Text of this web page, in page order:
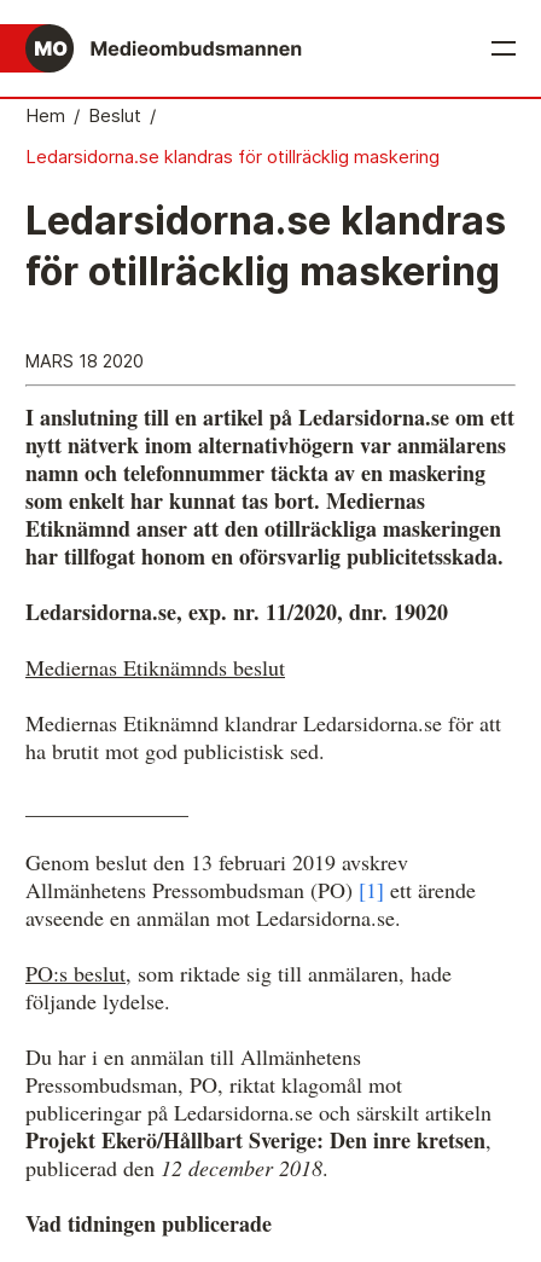
Det medieetiska systemet
Så här jobbar Medieombudsmannen
Mediernas Etiknämnd fattar de avgörande besluten
Caspar Opitz är MO
Vill du ansluta till det medieetiska systemet?
Medieetikens historia
Instruktion för Allmänhetens Medieombudsman
Anmälan och beslut
De senaste besluten
Från anmälan till beslut – så går det till
Så här gör du en anmälan
Fyll i din anmälan
Regler för medier i processen hos MO
Här är medierna som MO kan pröva
Hela listan över frivilligt anslutna medier
Skillnaden mellan Granskningsnämnden och MO
Övrigt
Årsberättelser
Hem / Beslut /
Ledarsidorna.se klandras för otillräcklig maskering
Ledarsidorna.se klandras
för otillräcklig maskering
MARS 18 2020
I anslutning till en artikel på Ledarsidorna.se om ett
nytt nätverk inom alternativhögern var anmälarens
namn och telefonnummer täckta av en maskering
som enkelt har kunnat tas bort. Mediernas
Etiknämnd anser att den otillräckliga maskeringen
har tillfogat honom en oförsvarlig publicitetsskada.
Ledarsidorna.se, exp. nr. 11/2020, dnr. 19020
Mediernas Etiknämnds beslut
Mediernas Etiknämnd klandrar Ledarsidorna.se för att
ha brutit mot god publicistisk sed.
Genom beslut den 13 februari 2019 avskrev
Allmänhetens Pressombudsman (PO) [1] ett ärende
avseende en anmälan mot Ledarsidorna.se.
PO:s beslut, som riktade sig till anmälaren, hade
följande lydelse.
Du har i en anmälan till Allmänhetens
Pressombudsman, PO, riktat klagomål mot
publiceringar på Ledarsidorna.se och särskilt artikeln
Projekt Ekerö/Hållbart Sverige: Den inre kretsen,
publicerad den 12 december 2018.
Vad tidningen publicerade